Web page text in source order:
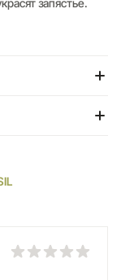
запястье.